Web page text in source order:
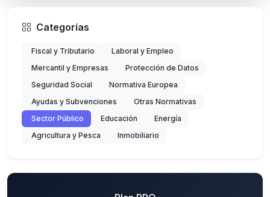
Categorías
Fiscal y Tributario
Laboral y Empleo
Mercantil y Empresas
Protección de Datos
Seguridad Social
Normativa Europea
Ayudas y Subvenciones
Otras Normativas
Sector Público
Educación
Energía
Agricultura y Pesca
Inmobiliario